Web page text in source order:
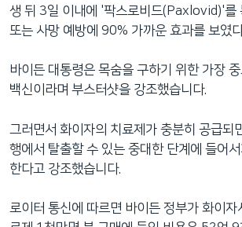
등생 뒤 3일 이내에 '팍스로비드(Paxlovid)'를
또는 사망 예방에 90% 가까운 효과를 보였
바이든 대통령은 목숨을 구하기 위한 가장
백신이라며 부스터샷을 강조했습니다.
그러면서 화이자의 치료제가 충분히 공급되
행에서 탈출할 수 있는 중대한 단계에 들어서
한다고 강조했습니다.
로이터 통신에 따르면 바이든 정부가 화이자